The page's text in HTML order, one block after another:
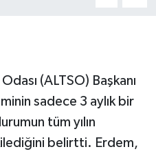
(ALTSO) Başkanı
sadece 3 aylık bir
tüm yılın
belirtti. Erdem,